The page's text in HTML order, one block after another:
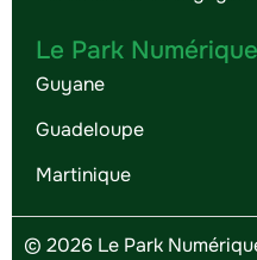
Le Park Numérique
Guyane
Guadeloupe
Martinique
© 2026 Le Park